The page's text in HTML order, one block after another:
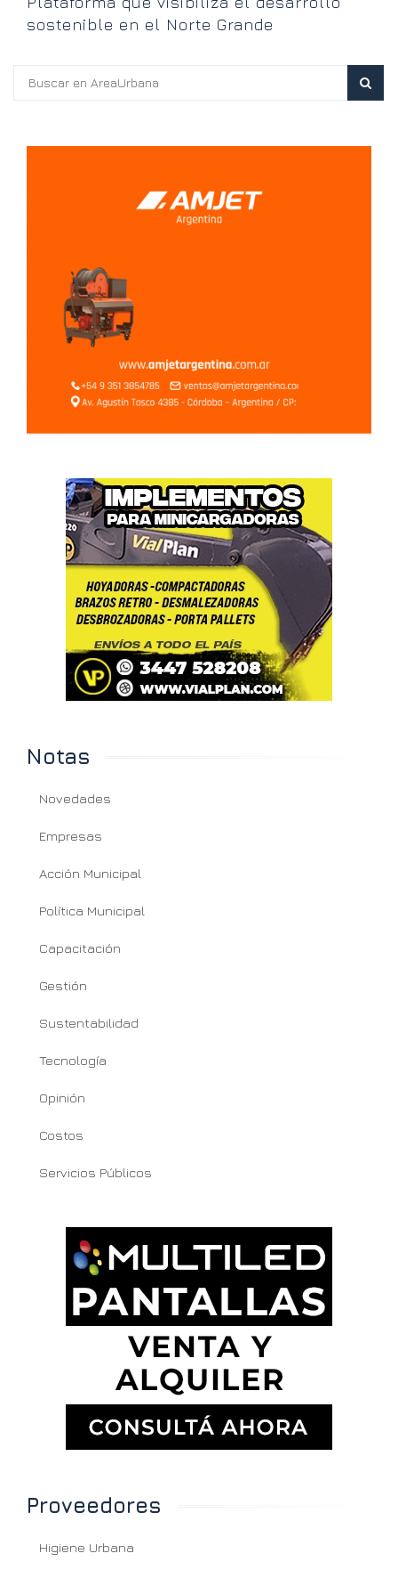
sostenible en el Norte Grande
Notas
Novedades
Empresas
Acción Municipal
Política Municipal
Capacitación
Gestión
Sustentabilidad
Tecnología
Opinión
Costos
Servicios Públicos
Proveedores
Higiene Urbana